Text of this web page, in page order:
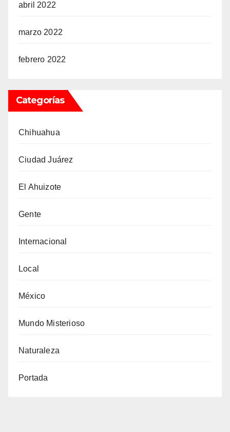
abril 2022
marzo 2022
febrero 2022
Categorías
Chihuahua
Ciudad Juárez
El Ahuizote
Gente
Internacional
Local
México
Mundo Misterioso
Naturaleza
Portada